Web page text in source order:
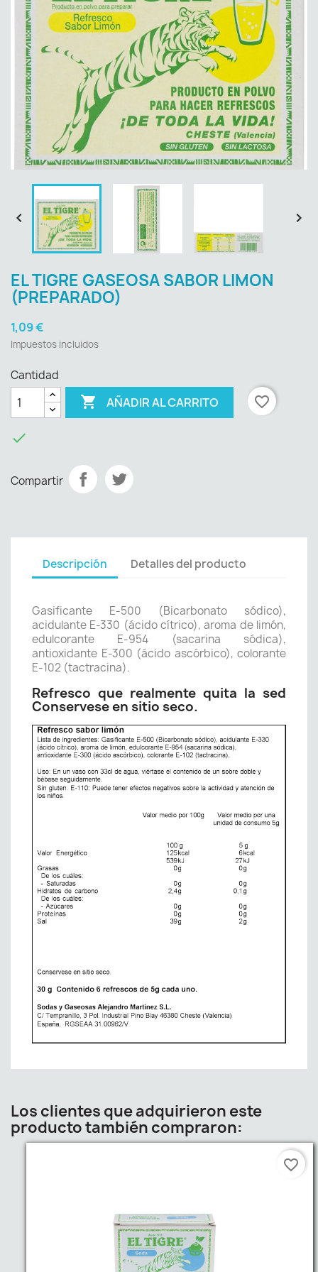
 
EL TIGRE GASEOSA SABOR LIMON
(PREPARADO)
1,09 €
Impuestos incluidos
Cantidad
 AÑADIR AL CARRITO favorite_border

Compartir
Descripción Detalles del producto
Gasificante E-500 (Bicarbonato sódico),
acidulante E-330 (ácido cítrico), aroma de limón,
edulcorante E-954 (sacarina sódica),
antioxidante E-300 (ácido ascórbico), colorante
E-102 (tactracina).
Refresco que realmente quita la sed
Conservese en sitio seco.
Los clientes que adquirieron este
producto también compraron:
favorite_border